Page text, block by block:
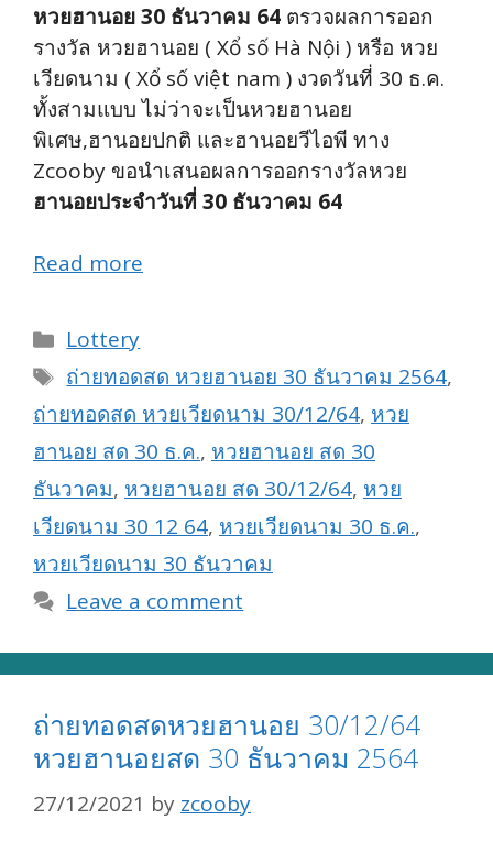
หวยฮานอย 30 ธันวาคม 64 ตรวจผลการออก
รางวัล หวยฮานอย ( Xổ số Hà Nội ) หรือ หวย
เวียดนาม ( Xổ số việt nam ) งวดวันที่ 30 ธ.ค.
ทั้งสามแบบ ไม่ว่าจะเป็นหวยฮานอย
พิเศษ,ฮานอยปกติ และฮานอยวีไอพี ทาง
Zcooby ขอนำเสนอผลการออกรางวัลหวย
ฮานอยประจำวันที่ 30 ธันวาคม 64
Read more
Categories
Lottery
Tags
ถ่ายทอดสด หวยฮานอย 30 ธันวาคม 2564,
ถ่ายทอดสด หวยเวียดนาม 30/12/64, หวย
ฮานอย สด 30 ธ.ค., หวยฮานอย สด 30
ธันวาคม, หวยฮานอย สด 30/12/64, หวย
เวียดนาม 30 12 64, หวยเวียดนาม 30 ธ.ค.,
หวยเวียดนาม 30 ธันวาคม
Leave a comment
ถ่ายทอดสดหวยฮานอย 30/12/64
หวยฮานอยสด 30 ธันวาคม 2564
27/12/2021 by zcooby